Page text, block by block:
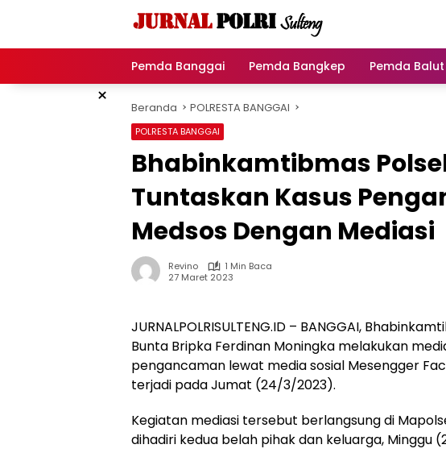
Pemda Banggai Pemda Bangkep Pemda Balut
× Beranda POLRESTA BANGGAI
POLRESTA BANGGAI
Bhabinkamtibmas
Tuntaskan Kasus
Medsos Dengan Mediasi
Revino
1 Min Baca
27 Maret 2023
JURNALPOLRISULTENG.ID – BANGGAI,
Bunta Bripka Ferdinan Moningka melakukan
pengancaman lewat media sosial Mesengger
terjadi pada Jumat (24/3/2023).
Kegiatan mediasi tersebut berlangsung di
dihadiri kedua belah pihak dan keluarga, Minggu